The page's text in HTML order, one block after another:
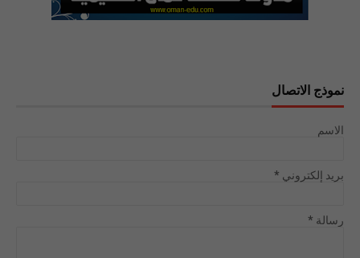
نموذج الاتصال
الاسم
بريد إلكتروني *
رسالة *